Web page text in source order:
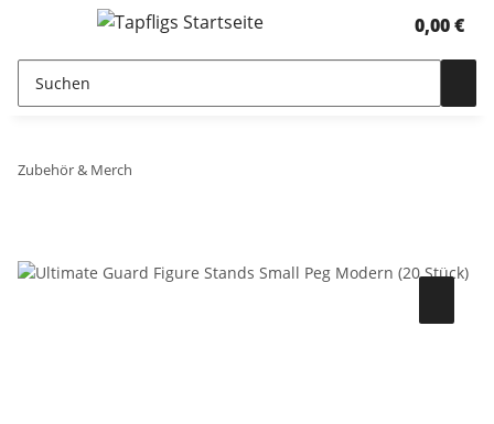
0,00 €
Zubehör & Merch